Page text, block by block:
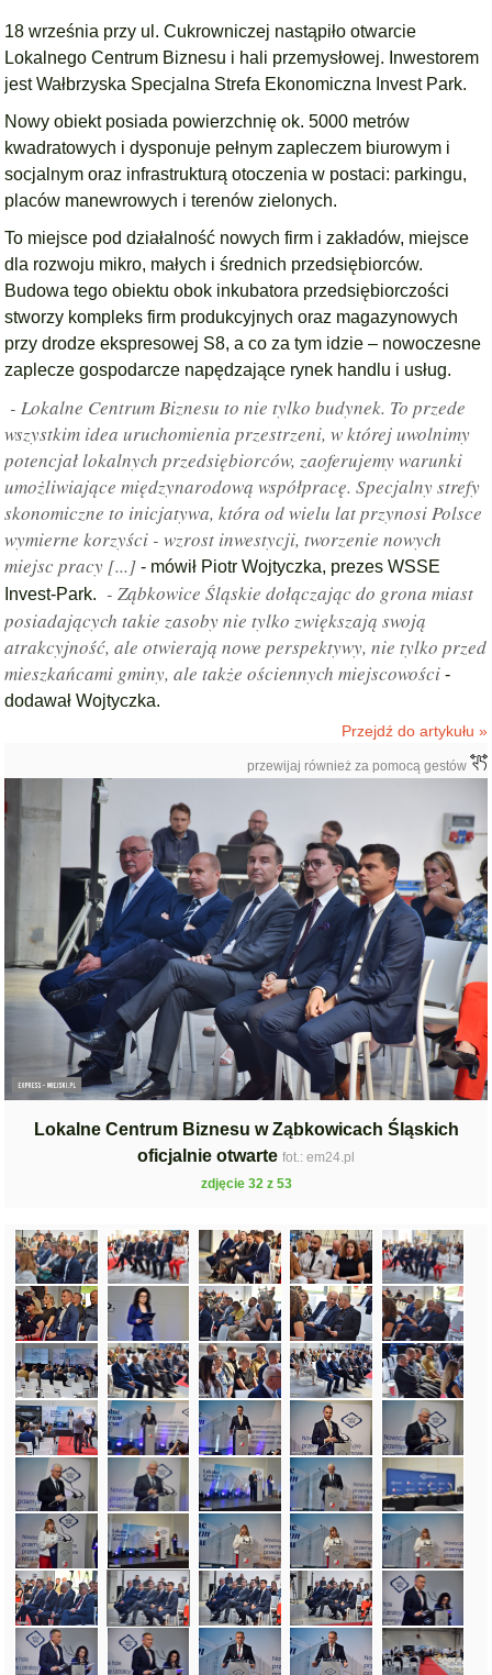
18 września przy ul. Cukrowniczej nastąpiło otwarcie
Lokalnego Centrum Biznesu i hali przemysłowej. Inwestorem
jest Wałbrzyska Specjalna Strefa Ekonomiczna Invest Park.
Nowy obiekt posiada powierzchnię ok. 5000 metrów
kwadratowych i dysponuje pełnym zapleczem biurowym i
socjalnym oraz infrastrukturą otoczenia w postaci: parkingu,
placów manewrowych i terenów zielonych.
To miejsce pod działalność nowych firm i zakładów, miejsce
dla rozwoju mikro, małych i średnich przedsiębiorców.
Budowa tego obiektu obok inkubatora przedsiębiorczości
stworzy kompleks firm produkcyjnych oraz magazynowych
przy drodze ekspresowej S8, a co za tym idzie – nowoczesne
zaplecze gospodarcze napędzające rynek handlu i usług.
- Lokalne Centrum Biznesu to nie tylko budynek. To przede
wszystkim idea uruchomienia przestrzeni, w której uwolnimy
potencjał lokalnych przedsiębiorców, zaoferujemy warunki
umożliwiające międzynarodową współpracę. Specjalny strefy
skonomiczne to inicjatywa, która od wielu lat przynosi Polsce
wymierne korzyści - wzrost inwestycji, tworzenie nowych
miejsc pracy [...] - mówił Piotr Wojtyczka, prezes WSSE
Invest-Park.
- Ząbkowice Śląskie dołączając do grona miast
posiadających takie zasoby nie tylko zwiększają swoją
atrakcyjność, ale otwierają nowe perspektywy, nie tylko przed
mieszkańcami gminy, ale także ościennych miejscowości -
dodawał Wojtyczka.
Przejdź do artykułu »
przewijaj również za pomocą gestów
Lokalne Centrum Biznesu w Ząbkowicach Śląskich
oficjalnie otwarte fot.: em24.pl
zdjęcie 32 z 53